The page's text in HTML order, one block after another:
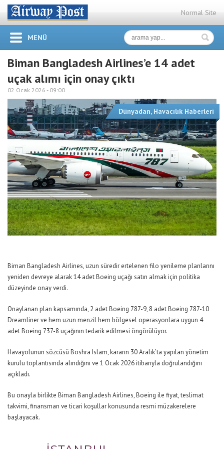
Normal Site
MENÜ
Biman Bangladesh Airlines’e 14 adet
uçak alımı için onay çıktı
02 Ocak 2026 - 09:00
Dünyadan, Havacılık Haberleri
Biman Bangladesh Airlines, uzun süredir ertelenen filo yenileme planlarını
yeniden devreye alarak 14 adet Boeing uçağı satın almak için politika
düzeyinde onay verdi.
Onaylanan plan kapsamında, 2 adet Boeing 787-9, 8 adet Boeing 787-10
Dreamliner ve hem uzun menzil hem bölgesel operasyonlara uygun 4
adet Boeing 737-8 uçağının tedarik edilmesi öngörülüyor.
Havayolunun sözcüsü Boshra Islam, kararın 30 Aralık’ta yapılan yönetim
kurulu toplantısında alındığını ve 1 Ocak 2026 itibarıyla doğrulandığını
açıkladı.
Bu onayla birlikte Biman Bangladesh Airlines, Boeing ile fiyat, teslimat
takvimi, finansman ve ticari koşullar konusunda resmi müzakerelere
başlayacak.